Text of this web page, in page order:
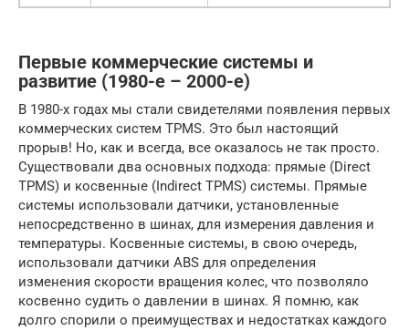
Первые коммерческие системы и
развитие (1980-е – 2000-е)
В 1980-х годах мы стали свидетелями появления первых
коммерческих систем TPMS. Это был настоящий
прорыв! Но, как и всегда, все оказалось не так просто.
Существовали два основных подхода: прямые (Direct
TPMS) и косвенные (Indirect TPMS) системы. Прямые
системы использовали датчики, установленные
непосредственно в шинах, для измерения давления и
температуры. Косвенные системы, в свою очередь,
использовали датчики ABS для определения
изменения скорости вращения колес, что позволяло
косвенно судить о давлении в шинах. Я помню, как
долго спорили о преимуществах и недостатках каждого